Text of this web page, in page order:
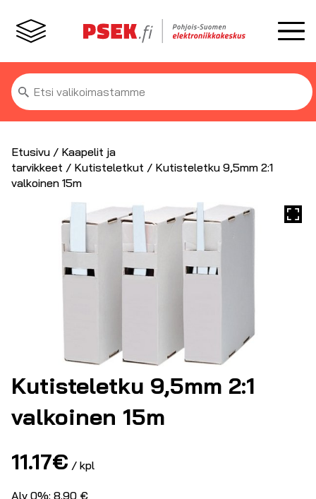
Etsi:
Etusivu / Kaapelit ja
tarvikkeet / Kutisteletkut / Kutisteletku 9,5mm 2:1
valkoinen 15m
Kutisteletku 9,5mm 2:1
valkoinen 15m
11.17€ / kpl
Alv 0%: 8.90 €